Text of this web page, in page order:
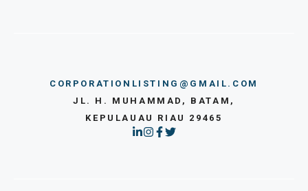
CORPORATIONLISTING@GMAIL.COM
JL. H. MUHAMMAD, BATAM,
KEPULAUAU RIAU 29465